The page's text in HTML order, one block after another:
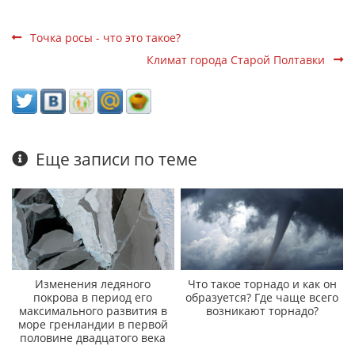
Точка росы - что это такое?
Климат города Старой Полтавки
Еще записи по теме
Изменения ледяного
покрова в период его
максимального развития в
море гренландии в первой
половине двадцатого века
Что такое торнадо и как он
образуется? Где чаще всего
возникают торнадо?